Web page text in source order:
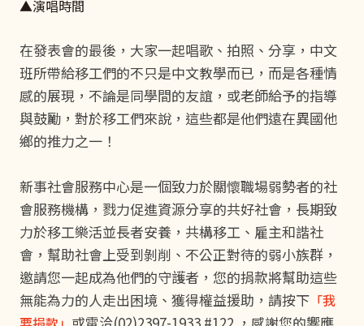
▲演唱時間
在發表會的最後，大家一起唱歌、拍照、分享，中文
班所帶給移工們的不只是中文教學而已，而是各種情
感的展現，不論是同學間的友誼，或老師給予的指導
與鼓勵，對於移工們來說，這些都是他們遠在異國他
鄉的推力之一！
新事社會服務中心是一個致力於關懷職場弱勢者的社
會服務機構，戮力促進資源分享的共好社會，長期致
力於移工樂活並長者安養，共構移工、雇主和諧社
會，幫助社會上受到剝削、不公正對待的弱小族群，
邀請您一起成為他們的守護者，您的捐款將幫助這些
無能為力的人走出困境、獲得權益援助，請按下 「我